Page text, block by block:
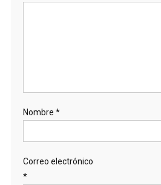
Nombre *
Correo electrónico
*